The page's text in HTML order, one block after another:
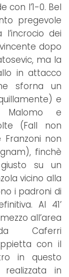
con l’1-0. Bel
pregevole
dei
dopo
ma la
in attacco
sforna un
e
Malomo e
(Fall non
non
finchè
su un
vicino alla
i padroni di
Al 41’
all’area
Caferri
con il
in questo
in